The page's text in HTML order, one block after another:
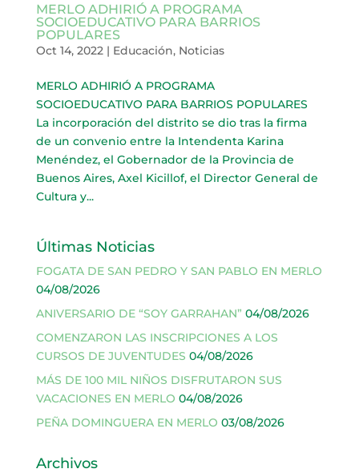
MERLO ADHIRIÓ A PROGRAMA
SOCIOEDUCATIVO PARA BARRIOS
POPULARES
Oct 14, 2022 | Educación, Noticias
MERLO ADHIRIÓ A PROGRAMA
SOCIOEDUCATIVO PARA BARRIOS POPULARES
La incorporación del distrito se dio tras la firma
de un convenio entre la Intendenta Karina
Menéndez, el Gobernador de la Provincia de
Buenos Aires, Axel Kicillof, el Director General de
Cultura y...
Últimas Noticias
FOGATA DE SAN PEDRO Y SAN PABLO EN MERLO
04/08/2026
ANIVERSARIO DE “SOY GARRAHAN” 04/08/2026
COMENZARON LAS INSCRIPCIONES A LOS
CURSOS DE JUVENTUDES 04/08/2026
MÁS DE 100 MIL NIÑOS DISFRUTARON SUS
VACACIONES EN MERLO 04/08/2026
PEÑA DOMINGUERA EN MERLO 03/08/2026
Archivos